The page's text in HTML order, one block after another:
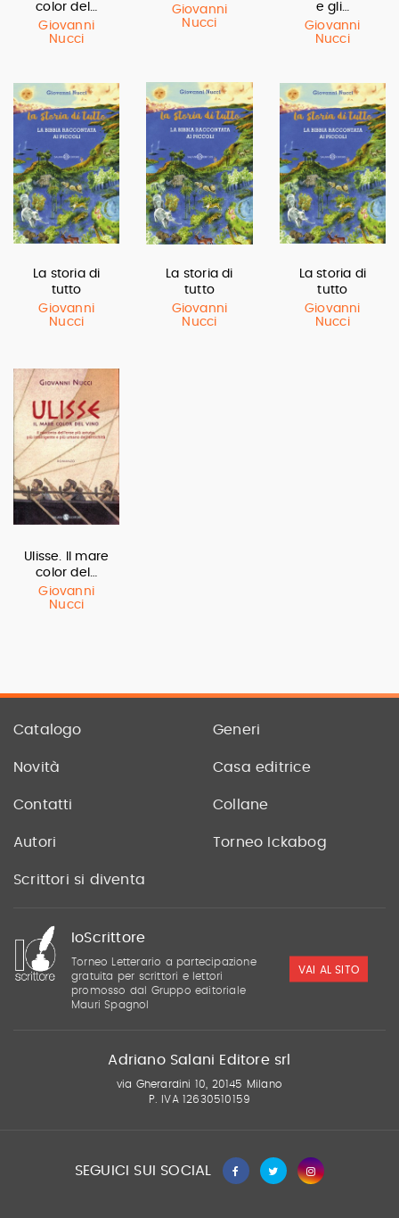
color del…
Giovanni
Nucci
Giovanni
Nucci
e gli…
Giovanni
Nucci
La storia di
tutto
Giovanni
Nucci
La storia di
tutto
Giovanni
Nucci
La storia di
tutto
Giovanni
Nucci
Ulisse. Il mare
color del…
Giovanni
Nucci
Catalogo Generi
Novità Casa editrice
Contatti Collane
Autori Torneo Ickabog
Scrittori si diventa
IoScrittore
Torneo Letterario a partecipazione
gratuita per scrittori e lettori
promosso dal Gruppo editoriale
Mauri Spagnol
VAI AL SITO
Adriano Salani Editore srl
via Gherardini 10, 20145 Milano
P. IVA 12630510159
SEGUICI SUI SOCIAL